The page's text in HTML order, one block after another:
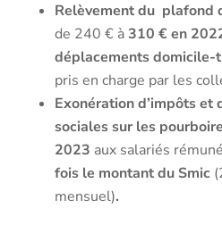
Relèvement du plafond
de 240 € à310 €en
déplacements domicile-
pris en charge par les
Exonération d’impôts et
sociales sur les
2023 aux salariés
fois le montant du Smic
mensuel).